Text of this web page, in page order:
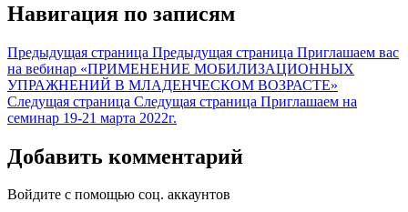
Навигация по записям
Предыдущая страница Предыдущая страница Приглашаем вас
на вебинар «ПРИМЕНЕНИЕ МОБИЛИЗАЦИОННЫХ
УПРАЖНЕНИЙ В МЛАДЕНЧЕСКОМ ВОЗРАСТЕ»
Следущая страница Следущая страница Приглашаем на
семинар 19-21 марта 2022г.
Добавить комментарий
Войдите с помощью соц. аккаунтов